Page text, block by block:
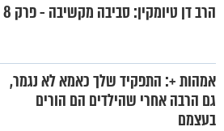
הרב דן טיומקין: סביבה מקשיבה - פרק 8
אמהות +: התפקיד שלך כאמא לא נגמר,
גם הרבה אחרי שהילדים הם הורים
בעצמם